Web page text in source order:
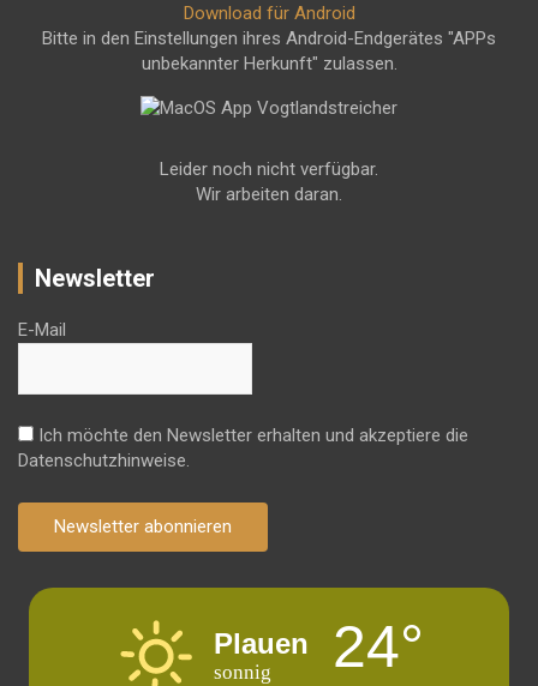
Download für Android
Bitte in den Einstellungen ihres Android-Endgerätes "APPs
unbekannter Herkunft" zulassen.
Leider noch nicht verfügbar.
Wir arbeiten daran.
Newsletter
E-Mail
Ich möchte den Newsletter erhalten und akzeptiere die
Datenschutzhinweise.
Newsletter abonnieren
Plauen
sonnig 24°